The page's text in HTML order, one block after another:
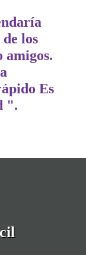
los
amigos.
Es
".